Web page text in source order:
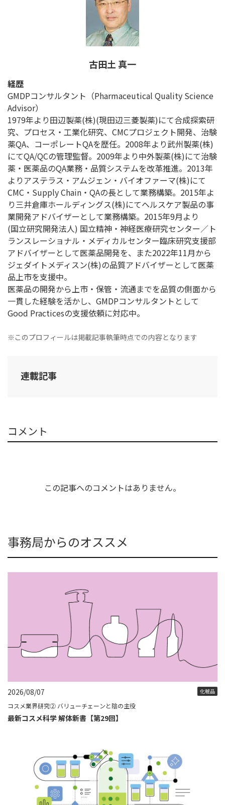
古田土 真一
経歴
GMDPコンサルタント（Pharmaceutical Quality Science
Advisor）
1979年より田辺製薬(株)(現田辺三菱製薬)にて合成探索研
究、プロセス・工業化研究、CMCプロジェクト開発、治験
薬QA、コーポレートQAを歴任。2008年より武州製薬(株)
にてQA/QCの管理監督。2009年より中外製薬(株)にて治験
薬・医薬品のQA業務・品質システムを改革推進。2013年
よりアステラス・アムジェン・バイオファーマ(株)にて
CMC・Supply Chain・QAの長として業務構築。2015年よ
り三井倉庫ホールディングス(株)にてヘルスケア製品の事
業開発アドバイザーとして業務構築。2015年9月より
(国立研究開発法人) 国立精神・神経医療研究センター／ト
ランスレーショナル・メディカルセンター臨床研究支援部
アドバイザーとして医薬品開発を、また2022年11月から
ジェダイトメディスン(株)の品質アドバイザーとして医薬
品上市を支援中。
医薬品の開発から上市・保管・流通までを品質の側面から
一貫した経験を活かし、GMDPコンサルタントとして
Good Practicesの支援依頼に対応中。
※このプロフィールは掲載記事執筆時点での内容となります
連載記事
コメント
この記事へのコメントはありません。
事務局からのオススメ
2026/08/07 化粧品
コスメ業界研究② バリューチェーンと陰の主役
最新コスメ科学 解体新書【第29回】